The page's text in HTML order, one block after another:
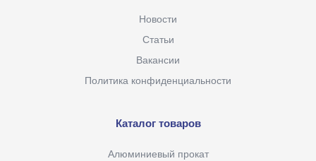
Новости
Статьи
Вакансии
Политика конфиденциальности
Каталог товаров
Алюминиевый прокат